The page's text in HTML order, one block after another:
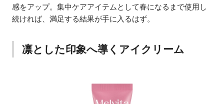
感をアップ。集中ケアアイテムとして春になるまで使用し
続ければ、満足する結果が手に入るはず。
凛とした印象へ導くアイクリーム